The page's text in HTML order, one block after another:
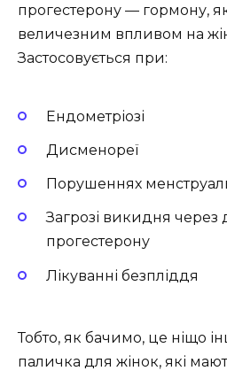
прогестерону — гормону,
величезним впливом на
Застосовується при:
Ендометріозі
Дисменореї
Порушеннях
Загрозі викидня через
прогестерону
Лікуванні безпліддя
Тобто, як бачимо, це ніщо
паличка для жінок, які